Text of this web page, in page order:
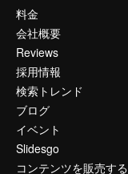
料金
会社概要
Reviews
採用情報
検索トレンド
ブログ
イベント
Slidesgo
コンテンツを販売する